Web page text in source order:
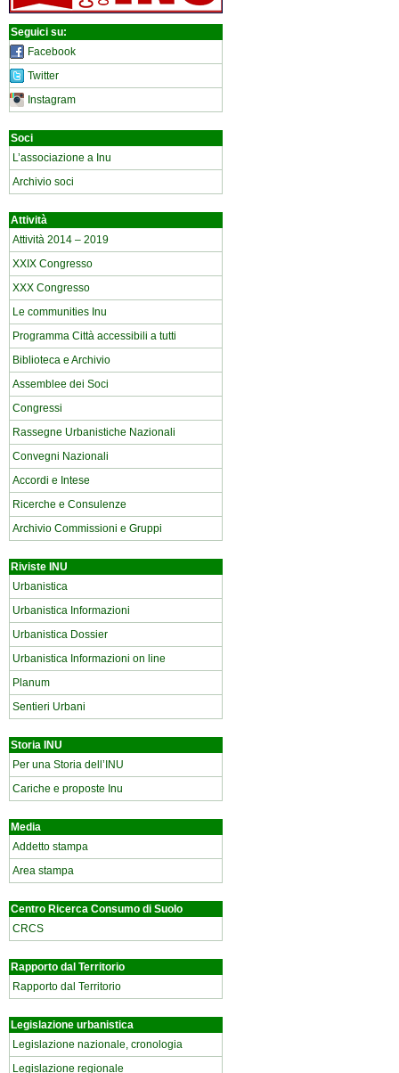
Seguici su:
Facebook
Twitter
Instagram
Soci
L’associazione a Inu
Archivio soci
Attività
Attività 2014 – 2019
XXIX Congresso
XXX Congresso
Le communities Inu
Programma Città accessibili a tutti
Biblioteca e Archivio
Assemblee dei Soci
Congressi
Rassegne Urbanistiche Nazionali
Convegni Nazionali
Accordi e Intese
Ricerche e Consulenze
Archivio Commissioni e Gruppi
Riviste INU
Urbanistica
Urbanistica Informazioni
Urbanistica Dossier
Urbanistica Informazioni on line
Planum
Sentieri Urbani
Storia INU
Per una Storia dell’INU
Cariche e proposte Inu
Media
Addetto stampa
Area stampa
Centro Ricerca Consumo di Suolo
CRCS
Rapporto dal Territorio
Rapporto dal Territorio
Legislazione urbanistica
Legislazione nazionale, cronologia
Legislazione regionale